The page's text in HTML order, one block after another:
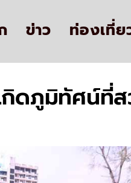
ข่าว ท่องเที่ย
กิดภูมิทัศน์ที่